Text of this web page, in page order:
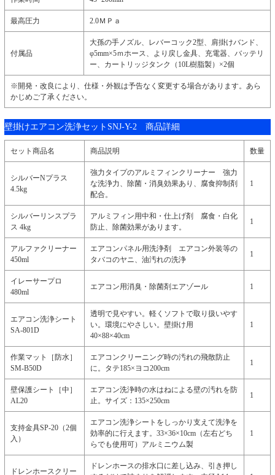
最高圧力 2.0ＭＰａ
付属品
大孫の手ノズル、レバーコック2型、肩掛けバンド、
φ5mm×5ｍホース、より戻し金具、充電器、バッテリ
ー、カートリッジタンク（10L樹脂製）×2個
※開発・改良により、仕様・外観は予告なく変更する場合があります。あら
かじめご了承ください。
壁掛けエアコン洗浄セットSNJ-Y-2 商品詳細
セット商品名 商品説明 数量
シルバーNプラス
4.5kg
強力タイプのアルミフィンクリーナー 強力
な洗浄力、除菌・消臭効果あり、腐食抑制剤
配合。
1
シルバーリンスプラ
ス 4kg
アルミフィン用中和・仕上げ剤 腐食・白化
防止、除菌効果があります。
1
アルファクリーナー
450ml
エアコンパネル用洗浄剤 エアコン外装等の
タバコのヤニ、油汚れの洗浄
1
イレーサープロ
480ml
エアコン用消臭・除菌剤エアゾール 1
エアコン洗浄シート
SA-801D
透明で見やすい。軽くソフトで取り扱いやす
い。環境にやさしい。壁掛け用
40×88×40cm
1
作業マット［防水］
SM-B50D
エアコンクリーニング時の汚れの飛散防止
に。タテ185×ヨコ200cm
1
壁保護シート［中］
AL20
エアコン洗浄時の水はねによる壁の汚れを防
止。サイズ：135×250cm
1
支持金具SP-20（2個
入）
エアコン洗浄シートをしっかり支えて洗浄を
効率的に行えます。33×36×10cm（左右どち
らでも使用可）アルミニウム製
1
ドレンホースクリー
ドレンホースの排水口に差し込み、引き押し